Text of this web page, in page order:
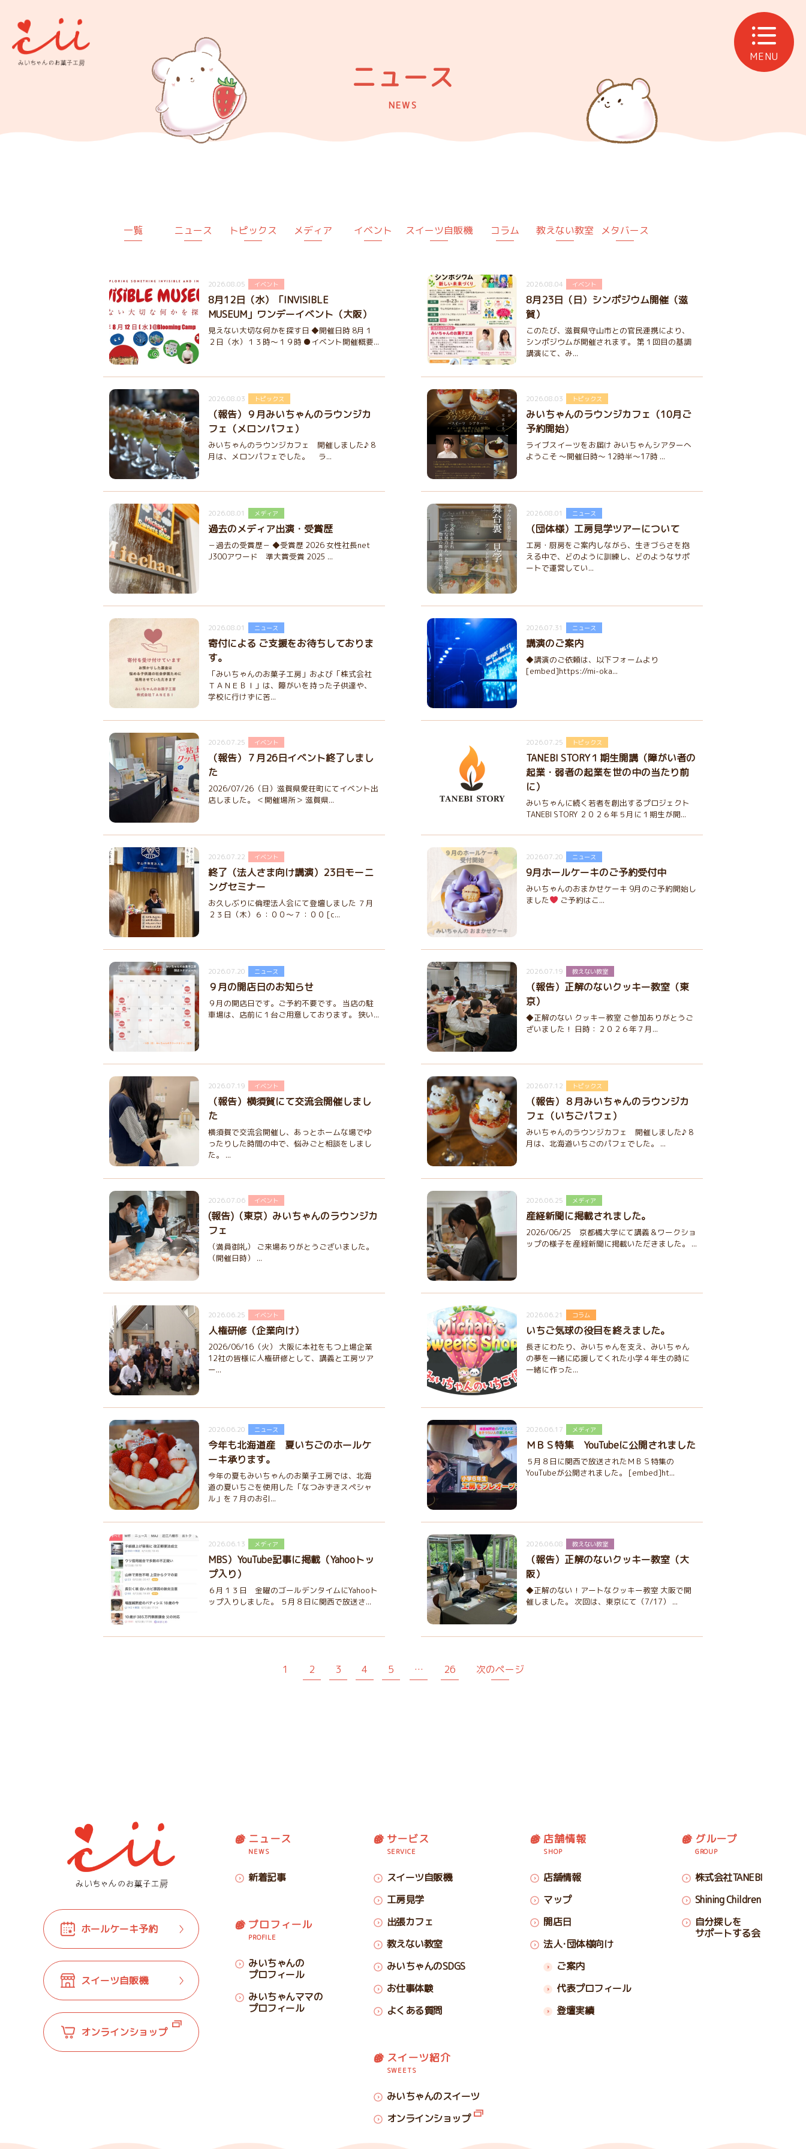
MENU
ニュース
NEWS
一覧 ニュース トピックス メディア イベント スイーツ自販機 コラム 教えない教室 メタバース
2026.08.05 イベント
8月12日（水）「INVISIBLE
MUSEUM」ワンデーイベント（大阪）
見えない大切な何かを探す日 ◆開催日時 8月１
２日（水）１３時～１９時 ●イベント開催概要...
2026.08.04 イベント
8月23日（日）シンポジウム開催（滋
賀）
このたび、滋賀県守山市との官民連携により、
シンポジウムが開催されます。 第１回目の基調
講演にて、み...
2026.08.03 トピックス
（報告）９月みいちゃんのラウンジカ
フェ（メロンパフェ）
みいちゃんのラウンジカフェ 開催しました♪ 8
月は、メロンパフェでした。 ラ...
2026.08.03 トピックス
みいちゃんのラウンジカフェ（10月ご
予約開始）
ライブスイーツをお届け みいちゃんシアターへ
ようこそ ～開催日時～ 12時半～17時 ...
2026.08.01 メディア
過去のメディア出演・受賞歴
－過去の受賞歴－ ◆受賞歴 2026 女性社長net
J300アワード 準大賞受賞 2025 ...
2026.08.01 ニュース
（団体様）工房見学ツアーについて
工房・厨房をご案内しながら、生きづらさを抱
える中で、どのように訓練し、どのようなサポ
ートで運営してい...
2026.08.01 ニュース
寄付による ご支援をお待ちしておりま
す。
「みいちゃんのお菓子工房」および「株式会社
ＴＡＮＥＢＩ」は、障がいを持った子供達や、
学校に行けずに苦...
2026.07.31 ニュース
講演のご案内
◆講演のご依頼は、以下フォームより
[embed]https://mi-oka...
2026.07.25 イベント
（報告）７月26日イベント終了しまし
た
2026/07/26（日）滋賀県愛荘町にてイベント出
店しました。 ＜開催場所＞ 滋賀県...
2026.07.25 トピックス
TANEBI STORY１期生開講（障がい者の
起業・弱者の起業を世の中の当たり前
に）
みいちゃんに続く若者を創出するプロジェクト
TANEBI STORY ２０２６年５月に１期生が開...
2026.07.22 イベント
終了（法人さま向け講演）23日モーニ
ングセミナー
お久しぶりに倫理法人会にて登壇しました ７月
２３日（木）６：００～７：００ [c...
2026.07.20 ニュース
9月ホールケーキのご予約受付中
みいちゃんのおまかせケーキ 9月のご予約開始し
ました
ご予約はこ...
2026.07.20 ニュース
９月の開店日のお知らせ
９月の開店日です。ご予約不要です。 当店の駐
車場は、店前に１台ご用意しております。 狭い...
2026.07.19 教えない教室
（報告）正解のないクッキー教室（東
京）
◆正解のない クッキー教室 ご参加ありがとうご
ざいました！ 日時：２０２６年７月...
2026.07.19 イベント
（報告）横須賀にて交流会開催しまし
た
横須賀で交流会開催し、あっとホームな場でゆ
ったりした時間の中で、悩みごと相談をしまし
た。 ...
2026.07.12 トピックス
（報告）８月みいちゃんのラウンジカ
フェ（いちごパフェ）
みいちゃんのラウンジカフェ 開催しました♪ 8
月は、北海道いちごのパフェでした。 ...
2026.07.06 イベント
(報告)（東京）みいちゃんのラウンジカ
フェ
（満員御礼） ご来場ありがとうございました。
（開催日時） ...
2026.06.25 メディア
産経新聞に掲載されました。
2026/06/25 京都橘大学にて講義＆ワークショ
ップの様子を産経新聞に掲載いただきました。 ...
2026.06.25 イベント
人権研修（企業向け）
2026/06/16（火） 大阪に本社をもつ上場企業
12社の皆様に人権研修として、講義と工房ツア
ー...
2026.06.21 コラム
いちご気球の役目を終えました。
長きにわたり、みいちゃんを支え、みいちゃん
の夢を一緒に応援してくれた小学４年生の時に
一緒に作った...
2026.06.20 ニュース
今年も北海道産 夏いちごのホールケ
ーキ承ります。
今年の夏もみいちゃんのお菓子工房では、北海
道の夏いちごを使用した「なつみずきスペシャ
ル」を７月のお引...
2026.06.17 メディア
ＭＢＳ特集 YouTubeに公開されました
５月８日に関西で放送されたＭＢＳ特集の
YouTubeが公開されました。 [embed]ht...
2026.06.13 メディア
MBS）YouTube記事に掲載（Yahooトッ
プ入り）
６月１３日 金曜のゴールデンタイムにYahooト
ップ入りしました。 ５月８日に関西で放送さ...
2026.06.08 教えない教室
（報告）正解のないクッキー教室（大
阪）
◆正解のない！アートなクッキー教室 大阪で開
催しました。 次回は、東京にて（7/17） ...
1 2 3 4 5 … 26 次のページ
ホールケーキ予約
スイーツ自販機
オンラインショップ
ニュース
NEWS
新着記事
プロフィール
PROFILE
みいちゃんの
プロフィール
みいちゃんママの
プロフィール
サービス
SERVICE
スイーツ自販機
工房見学
出張カフェ
教えない教室
みいちゃんのSDGS
お仕事体験
よくある質問
スイーツ紹介
SWEETS
みいちゃんのスイーツ
オンラインショップ
店舗情報
SHOP
店舗情報
マップ
開店日
法人･団体様向け
ご案内
代表プロフィール
登壇実績
グループ
GROUP
株式会社TANEBI
Shining Children
自分探しを
サポートする会